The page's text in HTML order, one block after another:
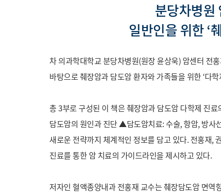
분당차병원
일반인을 위한 ‘
차 의과학대학교 분당차병원(원장 윤상욱) 암센터 전
바탕으로 췌장암과 담도암 환자와 가족들을 위한 ‘다
총 3부로 구성된 이 책은 췌장암과 담도암 다학제 진
담도암의 원인과 진단 ▲담도암치료: 수술, 항암, 방사
새로운 전략까지 체계적인 정보를 담고 있다. 전홍재,
진료를 통한 암 치료의 가이드라인을 제시하고 있다.
저자인 혈액종양내과 전홍재 교수는 췌장담도암 면